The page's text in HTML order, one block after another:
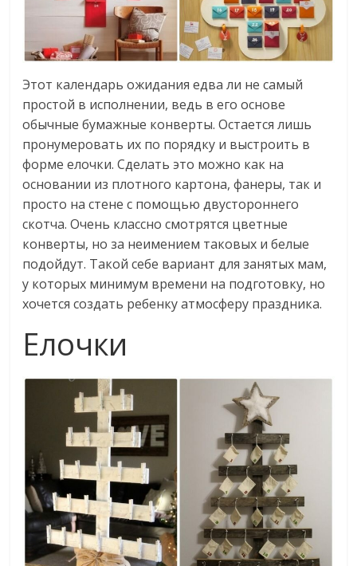
Этот календарь ожидания едва ли не самый
простой в исполнении, ведь в его основе
обычные бумажные конверты. Остается лишь
пронумеровать их по порядку и выстроить в
форме елочки. Сделать это можно как на
основании из плотного картона, фанеры, так и
просто на стене с помощью двустороннего
скотча. Очень классно смотрятся цветные
конверты, но за неимением таковых и белые
подойдут. Такой себе вариант для занятых мам,
у которых минимум времени на подготовку, но
хочется создать ребенку атмосферу праздника.
Елочки